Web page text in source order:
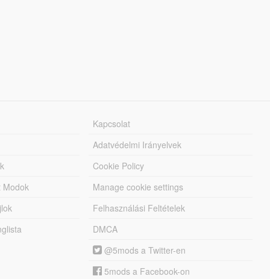
Modok
Kapcsolat
Adatvédelmi Irányelvek
Cookie Policy
Manage cookie settings
Felhasználási Feltételek
DMCA
@5mods a Twitter-en
5mods a Facebook-on